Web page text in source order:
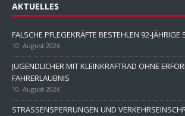
AKTUELLES
FALSCHE PFLEGEKRÄFTE BESTEHLEN 92-JÄHRIGE
10. August 2026
JUGENDLICHER MIT KLEINKRAFTRAD OHNE
FAHRERLAUBNIS
10. August 2026
STRASSENSPERRUNGEN UND